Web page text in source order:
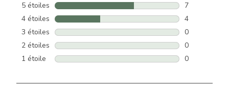
5 étoiles étoiles
7
7 avis avec
4 étoiles étoiles
4
4 avis avec
3 étoiles étoiles
0
0 avis avec
2 étoiles étoiles
0
0 avis avec
1 étoile étoiles
0